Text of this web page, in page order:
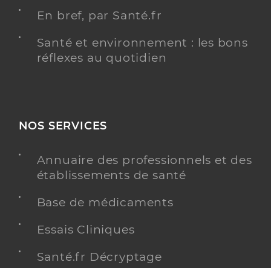
En bref, par Santé.fr
Santé et environnement : les bons
réflexes au quotidien
NOS SERVICES
Annuaire des professionnels et des
établissements de santé
Base de médicaments
Essais Cliniques
Santé.fr Décryptage